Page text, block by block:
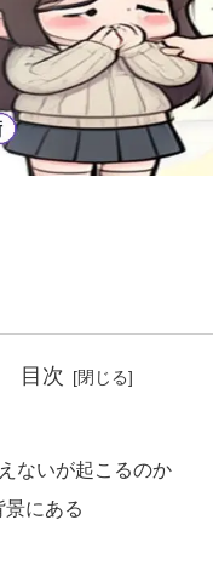
目次
ないが起こるのか
にある